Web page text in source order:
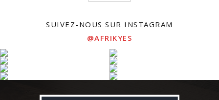
SUIVEZ-NOUS SUR INSTAGRAM
@AFRIKYES